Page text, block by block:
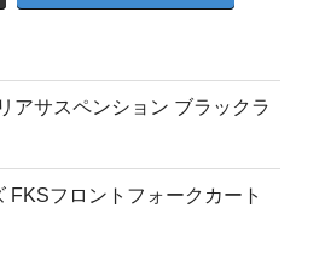
アサスペンション ブラックラ
FKSフロントフォークカート